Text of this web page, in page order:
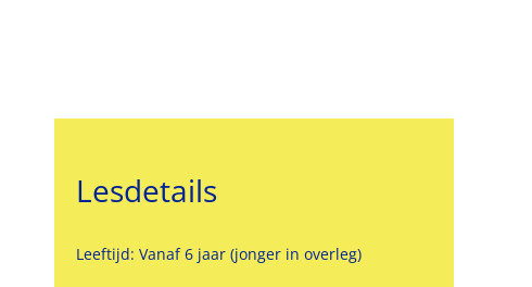
Lesdetails
Leeftijd: Vanaf 6 jaar (jonger in overleg)